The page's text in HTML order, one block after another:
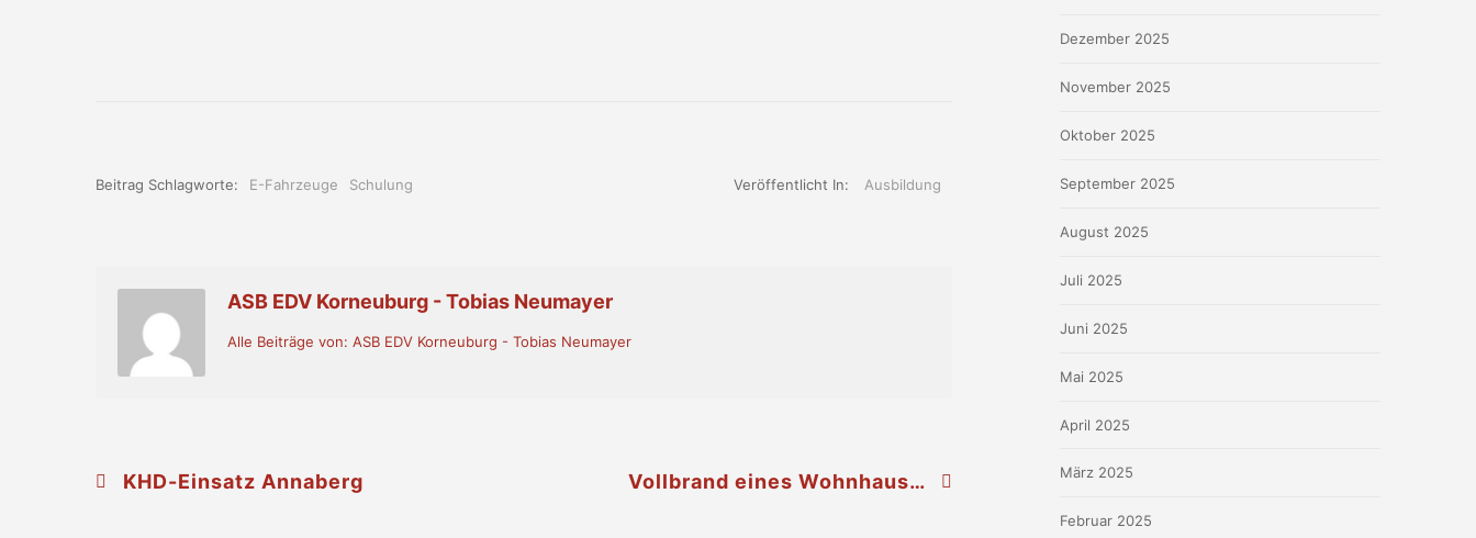
Beitrag Schlagworte: E-Fahrzeuge Schulung Veröffentlicht In: Ausbildung
ASB EDV Korneuburg - Tobias Neumayer
Alle Beiträge von: ASB EDV Korneuburg - Tobias Neumayer
KHD-Einsatz Annaberg Vollbrand eines Wohnhauses am Bisamberg
Dezember 2025
November 2025
Oktober 2025
September 2025
August 2025
Juli 2025
Juni 2025
Mai 2025
April 2025
März 2025
Februar 2025